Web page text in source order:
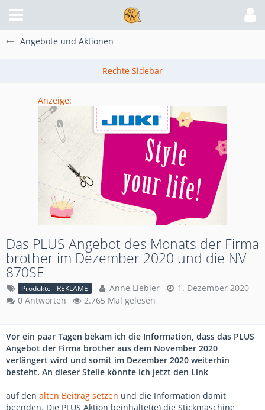
Angebote und Aktionen
Anzeige:
Das PLUS Angebot des Monats der Firma
brother im Dezember 2020 und die NV
870SE
Produkte - REKLAME Anne Liebler
1. Dezember 2020
0 Antworten
2.765 Mal gelesen
Vor ein paar Tagen bekam ich die Information, dass das PLUS
Angebot der Firma brother aus dem November 2020
verlängert wird und somit im Dezember 2020 weiterhin
besteht. An dieser Stelle könnte ich jetzt den Link
auf den alten Beitrag setzen und die Information damit
beenden. Die PLUS Aktion beinhaltet(e) die Stickmaschine